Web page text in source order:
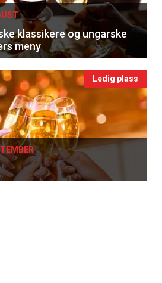
klassikere og ungarske
meny
Ledig plass